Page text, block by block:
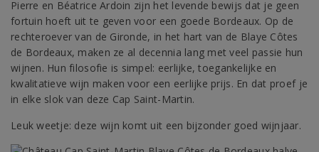
Pierre en Béatrice Ardoin zijn het levende bewijs dat je geen
fortuin hoeft uit te geven voor een goede Bordeaux. Op de
rechteroever van de Gironde, in het hart van de Blaye Côtes
de Bordeaux, maken ze al decennia lang met veel passie hun
wijnen. Hun filosofie is simpel: eerlijke, toegankelijke en
kwalitatieve wijn maken voor een eerlijke prijs. En dat proef je
in elke slok van deze Cap Saint-Martin.
Leuk weetje: deze wijn komt uit een bijzonder goed wijnjaar.